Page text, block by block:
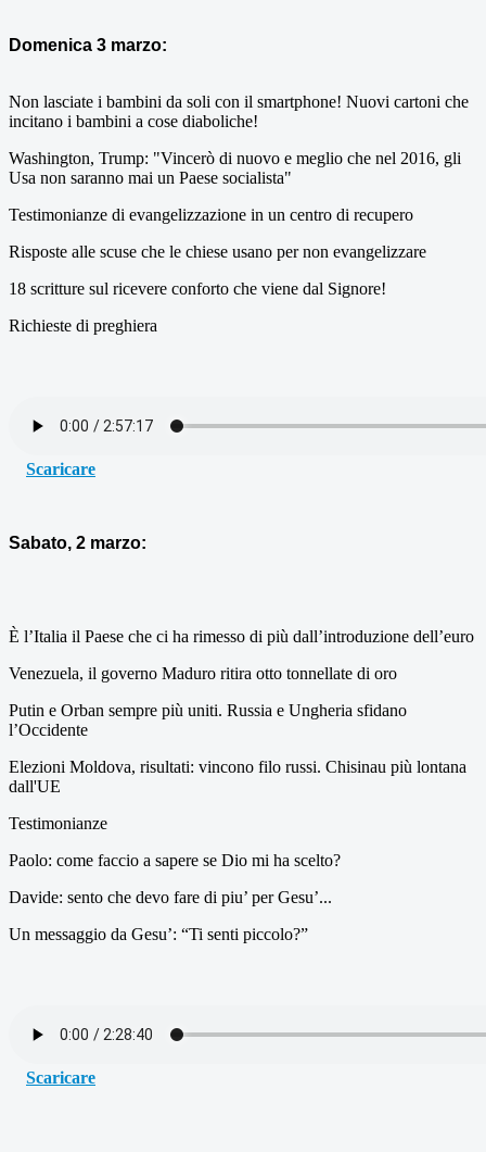
Domenica 3 marzo:
Non lasciate i bambini da soli con il smartphone! Nuovi cartoni che
incitano i bambini a cose diaboliche!
Washington, Trump: "Vincerò di nuovo e meglio che nel 2016, gli
Usa non saranno mai un Paese socialista"
Testimonianze di evangelizzazione in un centro di recupero
Risposte alle scuse che le chiese usano per non evangelizzare
18 scritture sul ricevere conforto che viene dal Signore!
Richieste di preghiera
Scaricare
Sabato, 2 marzo:
È l’Italia il Paese che ci ha rimesso di più dall’introduzione dell’euro
Venezuela, il governo Maduro ritira otto tonnellate di oro
Putin e Orban sempre più uniti. Russia e Ungheria sfidano
l’Occidente
Elezioni Moldova, risultati: vincono filo russi. Chisinau più lontana
dall'UE
Testimonianze
Paolo: come faccio a sapere se Dio mi ha scelto?
Davide: sento che devo fare di piu’ per Gesu’...
Un messaggio da Gesu’: “Ti senti piccolo?”
Scaricare